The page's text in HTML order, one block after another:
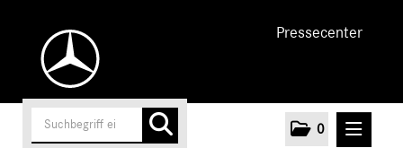
Pressecenter
0